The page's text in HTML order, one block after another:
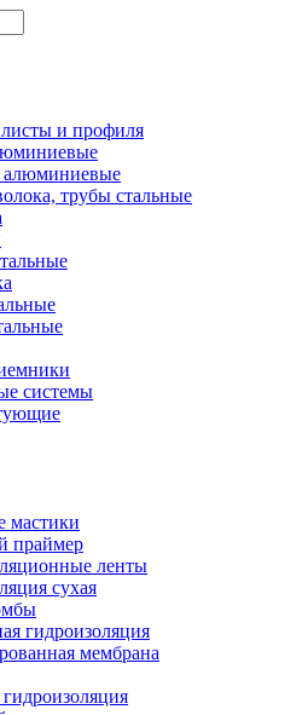
и профиля
трубы стальные
системы
мастики
праймер
ленты
сухая
гидроизоляция
мембрана